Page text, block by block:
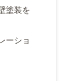
塗装を
ーショ